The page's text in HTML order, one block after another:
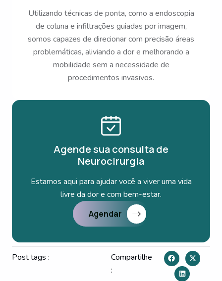
Utilizando técnicas de ponta, como a endoscopia
de coluna e infiltrações guiadas por imagem,
somos capazes de direcionar com precisão áreas
problemáticas, aliviando a dor e melhorando a
mobilidade sem a necessidade de
procedimentos invasivos.
Agende sua consulta de
Neurocirurgia
Estamos aqui para ajudar você a viver uma vida
livre da dor e com bem-estar.
Agendar
Post tags :
Compartilhe
: